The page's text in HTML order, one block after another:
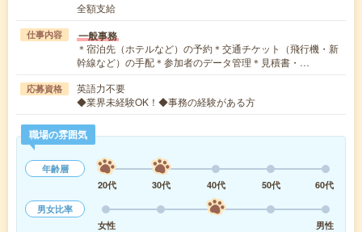
全額支給
仕事内容 一般事務
＊宿泊先（ホテルなど）の予約＊交通チケット（飛行機・新
幹線など）の手配＊参加者のデータ管理＊見積書・…
応募資格
英語力不要
◆業界未経験OK！◆事務の経験がある方
職場の雰囲気
年齢層
20代
30代 40代 50代
60代
男女比率
女性
男性